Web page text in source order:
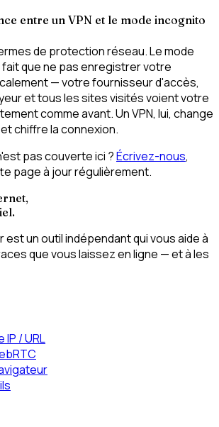
entre un VPN et le mode incognito
de protection réseau. Le mode
que ne pas enregistrer votre
— votre fournisseur d'accès,
et tous les sites visités voient votre
comme avant. Un VPN, lui, change
chiffre la connexion.
pas couverte ici ?Écrivez-nous,
page à jour régulièrement.
un outil indépendant qui vous aide à
que vous laissez en ligne — et à les
IP / URL